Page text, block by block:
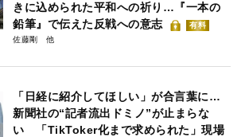
きに込められた平和への祈り…『一本の
鉛筆』で伝えた反戦への意志
有料
佐藤剛
「日経に紹介してほしい」が合言葉に…
新聞社の“記者流出ドミノ”が止まらな
い 「TikToker化まで求められた」現場